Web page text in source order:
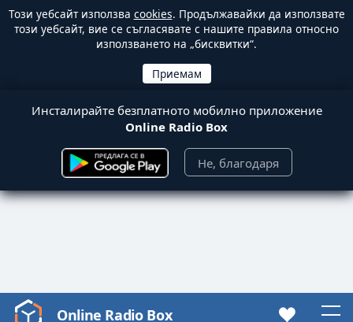
Този уебсайт използва cookies. Продължавайки да използвате
този уебсайт, вие се съгласявате с нашите правила относно
използването на „бисквитки“.
Инсталирайте безплатното мобилно приложение
Online Radio Box
Не, благодаря
Online Radio Box